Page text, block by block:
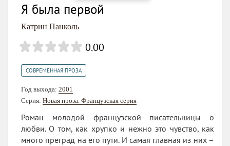
Я была первой
Катрин Панколь
0.00
СОВРЕМЕННАЯ ПРОЗА
Год выхода: 2001
Серия: Новая проза. Французская серия
Роман молодой французской писательницы о
любви. О том, как хрупко и нежно это чувство, как
много преград на его пути. И самая главная из них –